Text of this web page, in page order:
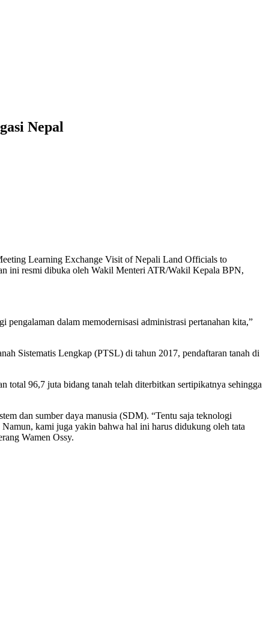
Nepal
Learning Exchange Visit of Nepali Land Officials to
ini resmi dibuka oleh Wakil Menteri ATR/Wakil Kepala BPN,
dalam memodernisasi administrasi pertanahan kita,”
Sistematis Lengkap (PTSL) di tahun 2017, pendaftaran tanah di
total 96,7 juta bidang tanah telah diterbitkan sertipikatnya sehingga
dan sumber daya manusia (SDM). “Tentu saja teknologi
kami juga yakin bahwa hal ini harus didukung oleh tata
Wamen Ossy.